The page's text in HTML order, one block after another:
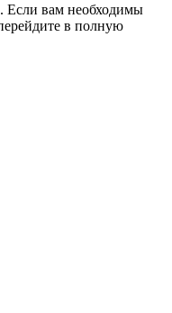
Если вам необходимы
в полную